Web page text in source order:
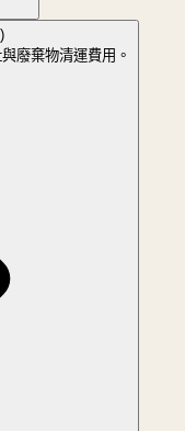
廢棄物清運費用。